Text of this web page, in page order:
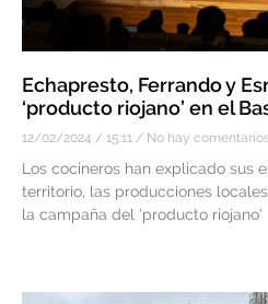
Echapresto, Ferrando y
‘producto riojano’ en el
12/02/2024 15:11 No hay
Los cocineros han explicado sus
territorio, las producciones
la campaña del ‘producto riojano’